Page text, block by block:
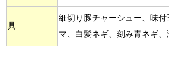
具
細切り豚チャーシュー、味
マ、白髪ネギ、刻み青ネギ、